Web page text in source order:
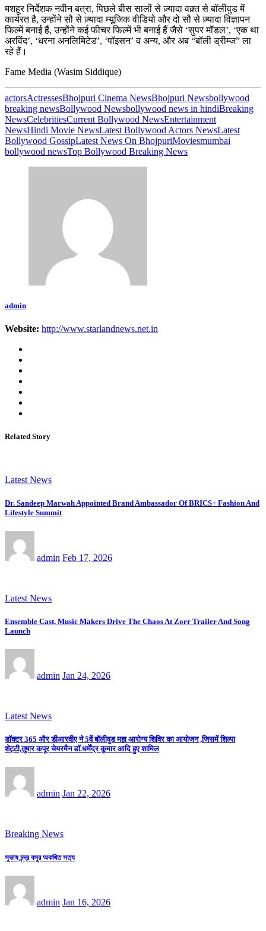
मशहूर निर्देशक नवीन बत्रा, पिछले बीस सालों से ज़्यादा वक़्त से बॉलीवुड में
कार्यरत है, उन्होंने सौ से ज़्यादा म्यूजिक वीडियो और दो सौ से ज़्यादा विज्ञापन
फिल्में बनाई हैं, उन्होंने कई फीचर फिल्में भी बनाई हैं जैसे ‘सुपर मॉडल’, ‘एक था
अरविंद’, ‘धरना अनलिमिटेड’, ‘पॉइसन’ व अन्य, और अब “बॉली ड्रीम्ज” ला
रहे हैं।
Fame Media (Wasim Siddique)
actorsActressesBhojpuri Cinema NewsBhojpuri Newsbollywood
breaking newsBollywood Newsbollywood news in hindiBreaking
NewsCelebritiesCurrent Bollywood NewsEntertainment
NewsHindi Movie NewsLatest Bollywood Actors NewsLatest
Bollywood GossipLatest News On BhojpuriMoviesmumbai
bollywood newsTop Bollywood Breaking News
admin
Website: http://www.starlandnews.net.in
Related Story
Latest News
Dr. Sandeep Marwah Appointed Brand Ambassador Of BRICS+ Fashion And
Lifestyle Summit
admin Feb 17, 2026
Latest News
Ensemble Cast, Music Makers Drive The Chaos At Zorr Trailer And Song
Launch
admin Jan 24, 2026
Latest News
डॉक्टर 365 और डीआरवीए ने 5वें बॉलीवुड महा आरोग्य शिविर का आयोजन ,जिसमें शिल्पा
शेट्टी,तुषार कपूर चेयरमैन डॉ.धर्मेंद्र कुमार आदि हुए शामिल
admin Jan 22, 2026
Breaking News
সুভাষ চন্দ্র বসুর অকথিত সত্য
admin Jan 16, 2026